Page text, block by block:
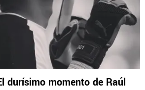
durísimo momento de Raúl